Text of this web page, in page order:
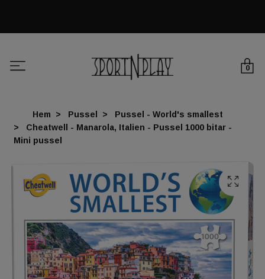
0
Hem Pussel
Pussel - World's smallest
Cheatwell - Manarola, Italien - Pussel 1000 bitar -
Mini pussel